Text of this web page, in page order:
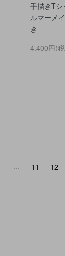
手描きTシ
ルマーメ
き
4,400円(
... 11 12